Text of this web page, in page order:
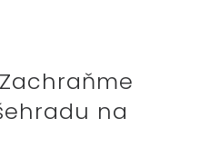
Zachraňme
na